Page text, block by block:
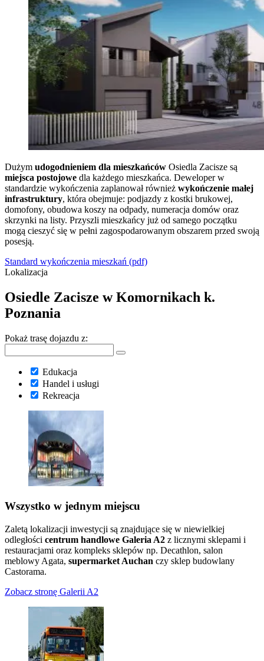
Dużym udogodnieniem dla mieszkańców Osiedla Zacisze są
miejsca postojowe dla każdego mieszkańca. Deweloper w
standardzie wykończenia zaplanował również wykończenie małej
infrastruktury, która obejmuje: podjazdy z kostki brukowej,
domofony, obudowa koszy na odpady, numeracja domów oraz
skrzynki na listy. Przyszli mieszkańcy już od samego początku
mogą cieszyć się w pełni zagospodarowanym obszarem przed swoją
posesją.
Standard wykończenia mieszkań (pdf)
Lokalizacja
Osiedle Zacisze w Komornikach k.
Poznania
Pokaż trasę dojazdu z:
Edukacja
Handel i usługi
Rekreacja
Wszystko w jednym miejscu
Zaletą lokalizacji inwestycji są znajdujące się w niewielkiej
odległości centrum handlowe Galeria A2 z licznymi sklepami i
restauracjami oraz kompleks sklepów np. Decathlon, salon
meblowy Agata, supermarket Auchan czy sklep budowlany
Castorama.
Zobacz stronę Galerii A2